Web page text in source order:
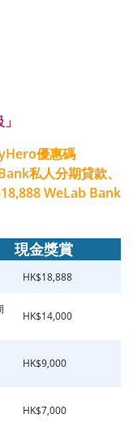
優惠碼
私人分期貸款、
WeLab Bank
現金獎賞
HK$18,888
HK$14,000
HK$9,000
HK$7,000